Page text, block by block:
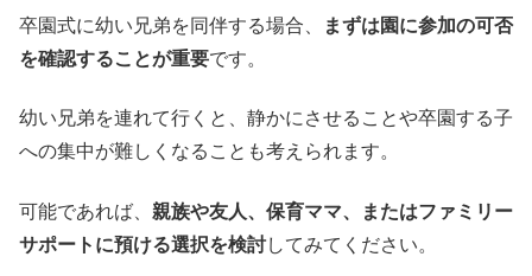
卒園式に幼い兄弟を同伴する場合、
まずは園に参加の可否
を確認することが重要です。
幼い兄弟を連れて行くと、静かにさせることや卒園する子
への集中が難しくなることも考えられます。
可能であれば、 親族や友人、保育ママ、またはファミリー
サポートに預ける選択を検討してみてください。